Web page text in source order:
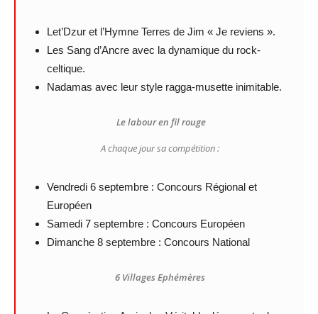
Let’Dzur et l’Hymne Terres de Jim « Je reviens ».
Les Sang d’Ancre avec la dynamique du rock-
celtique.
Nadamas avec leur style ragga-musette inimitable.
Le labour en fil rouge
A chaque jour sa compétition :
Vendredi 6 septembre : Concours Régional et
Européen
Samedi 7 septembre : Concours Européen
Dimanche 8 septembre : Concours National
6 Villages Ephémères